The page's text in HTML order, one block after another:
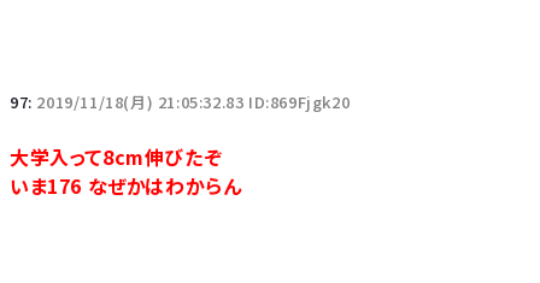
97: 2019/11/18(月) 21:05:32.83 ID:869Fjgk20
大学入って8cm伸びたぞ
いま176 なぜかはわからん